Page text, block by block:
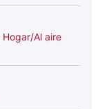
Hogar/Al aire